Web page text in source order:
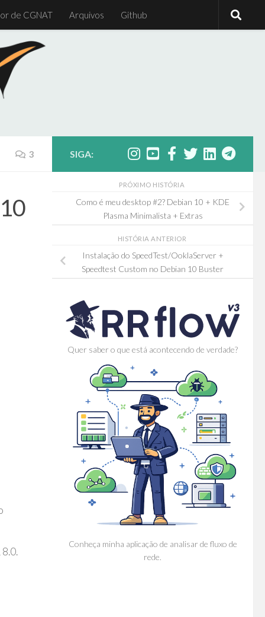
de CGNAT Arquivos Github
3 SIGA:
PRÓXIMO HISTÓRIA
Como é meu desktop #2? Debian 10 + KDE
Plasma Minimalista + Extras
HISTÓRIA ANTERIOR
Instalação do SpeedTest/OoklaServer +
Speedtest Custom no Debian 10 Buster
Quer saber o que está acontecendo de verdade?
Conheça minha aplicação de analisar de fluxo de
rede.